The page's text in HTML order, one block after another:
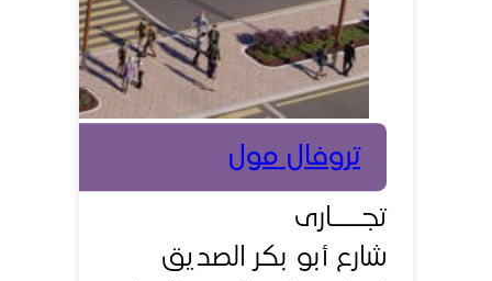
تروفال مول
تجـــارى
شارع أبو بكر الصديق